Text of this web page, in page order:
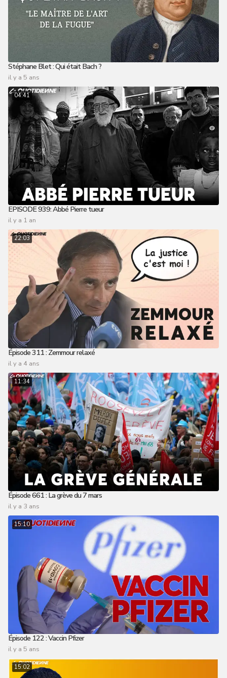
Stéphane Blet : Qui était Bach ?
il y a 5 ans
04:41
EPISODE 939: Abbé Pierre tueur
il y a 1 an
22:03
Épisode 311 : Zemmour relaxé
il y a 4 ans
11:34
Épisode 661 : La grève du 7 mars
il y a 3 ans
15:10
Épisode 122 : Vaccin Pfizer
il y a 5 ans
15:02